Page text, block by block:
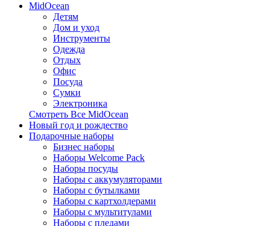
MidOcean
Детям
Дом и уход
Инструменты
Одежда
Отдых
Офис
Посуда
Сумки
Электроника
Смотреть Все MidOcean
Новый год и рождество
Подарочные наборы
Бизнес наборы
Наборы Welcome Pack
Наборы посуды
Наборы с аккумуляторами
Наборы с бутылками
Наборы с картхолдерами
Наборы с мультитулами
Наборы с пледами